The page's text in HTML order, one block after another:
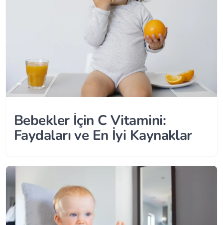
Bebekler İçin C Vitamini:
Faydaları ve En İyi Kaynaklar